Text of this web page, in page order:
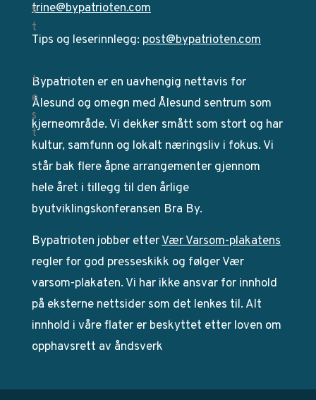
trine@bypatrioten.com
Tips og leserinnlegg: post@bypatrioten.com
Bypatrioten er en uavhengig nettavis for
Ålesund og omegn med Ålesund sentrum som
kjerneområde. Vi dekker smått som stort og har
kultur, samfunn og lokalt næringsliv i fokus. Vi
står bak flere åpne arrangementer gjennom
hele året i tillegg til den årlige
byutviklingskonferansen Bra By.
Bypatrioten jobber etterVær Varsom-plakatens
regler for god presseskikk og følger Vær
varsom-plakaten. Vi har ikke ansvar for innhold
på eksterne nettsider som det lenkes til. Alt
innhold i våre flater er beskyttet etter loven om
opphavsrett av åndsverk